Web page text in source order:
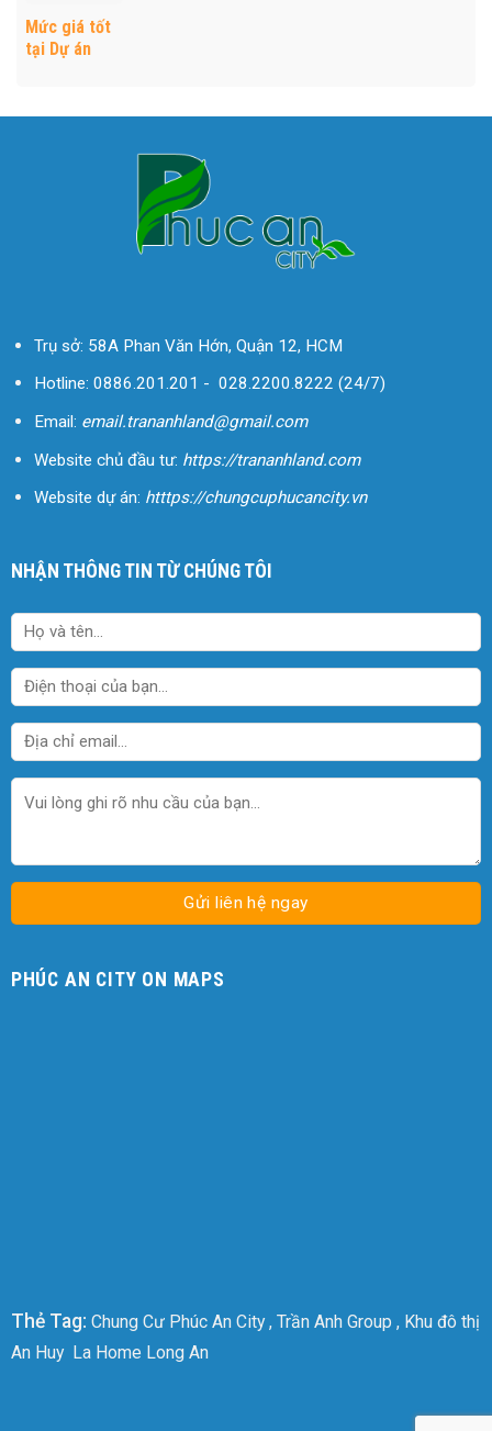
Long An là
gì?
Mức giá tốt
tại Dự án
nhà đầu tư
Trụ sở: 58A Phan Văn Hớn, Quận 12, HCM
Hotline: 0886.201.201 - 028.2200.8222 (24/7)
Email: email.trananhland@gmail.com
Website chủ đầu tư: https://trananhland.com
Website dự án: htttps://chungcuphucancity.vn
NHẬN THÔNG TIN TỪ CHÚNG TÔI
PHÚC AN CITY ON MAPS
Thẻ Tag: Chung Cư Phúc An City, Trần Anh Group , Khu đô thị
An Huy La Home Long An